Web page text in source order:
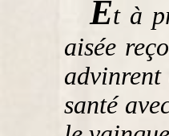
Et à
aisée
santé